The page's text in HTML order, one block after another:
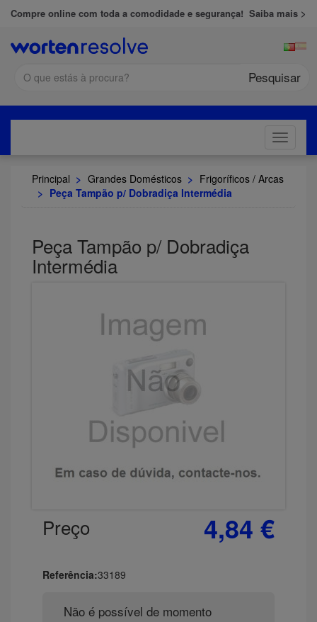
Compre online com toda a comodidade e segurança! Saiba mais >
Pesquisar
Toggle
Principal > Grandes Domésticos > Frigoríficos / Arcas
> Peça Tampão p/ Dobradiça Intermédia
Peça Tampão p/ Dobradiça
Intermédia
Preço 4,84 €
Referência:33189
Não é possível de momento